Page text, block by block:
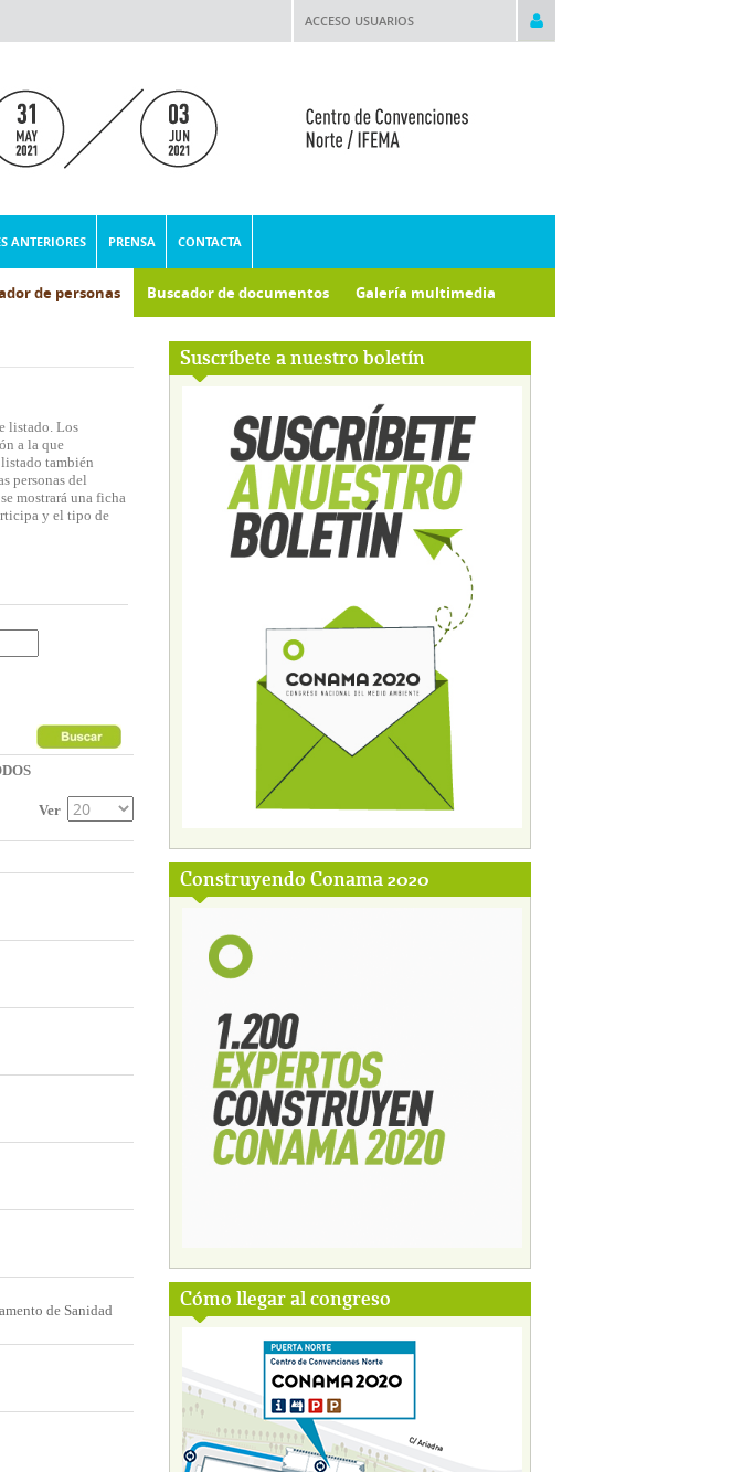
ACCESO USUARIOS
ANTERIORES PRENSA CONTACTA
de personas Buscador de documentos Galería multimedia
Suscríbete a nuestro boletín
Construyendo Conama 2020
Cómo llegar al congreso
listado. Los
a la que
también
personas del
mostrará una ficha
y el tipo de
Ver
de Sanidad